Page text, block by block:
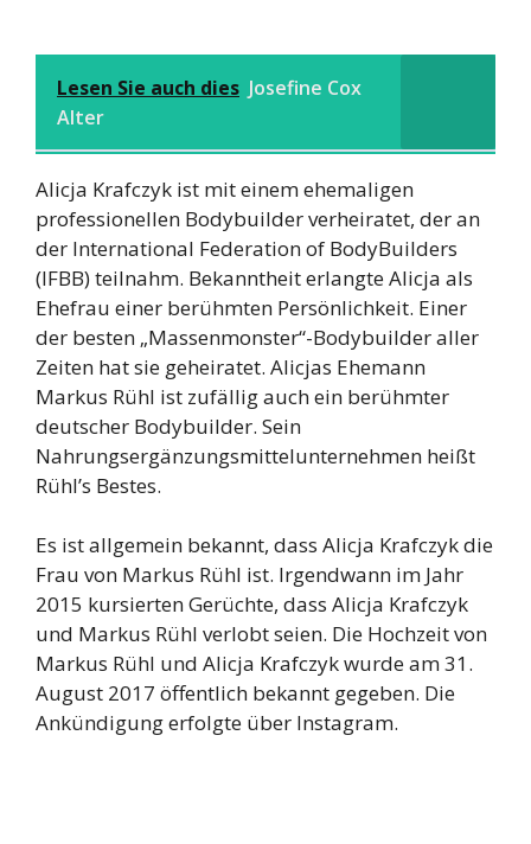
Lesen Sie auch dies Josefine Cox
Alter
Alicja Krafczyk ist mit einem ehemaligen
professionellen Bodybuilder verheiratet, der an
der International Federation of BodyBuilders
(IFBB) teilnahm. Bekanntheit erlangte Alicja als
Ehefrau einer berühmten Persönlichkeit. Einer
der besten „Massenmonster“-Bodybuilder aller
Zeiten hat sie geheiratet. Alicjas Ehemann
Markus Rühl ist zufällig auch ein berühmter
deutscher Bodybuilder. Sein
Nahrungsergänzungsmittelunternehmen heißt
Rühl’s Bestes.
Es ist allgemein bekannt, dass Alicja Krafczyk die
Frau von Markus Rühl ist. Irgendwann im Jahr
2015 kursierten Gerüchte, dass Alicja Krafczyk
und Markus Rühl verlobt seien. Die Hochzeit von
Markus Rühl und Alicja Krafczyk wurde am 31.
August 2017 öffentlich bekannt gegeben. Die
Ankündigung erfolgte über Instagram.